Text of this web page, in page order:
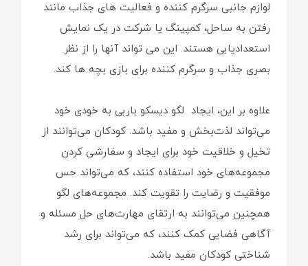
لوازم جانبی سرگرم کننده و فعالیت های جذاب مانند
رفتن به ساحل، کمپینگ یا شرکت در یک نمایش
استعدادیابی هستند. این می تواند آنها را از نظر
بصری جذاب و سرگرم کننده برای بازی بچه ها کند.
علاوه بر این، ایجاد لگو دیسکو باربی به خودی خود
می‌تواند لذت‌بخش و مفید باشد. کودکان می‌توانند از
تخیل و خلاقیت خود برای ایجاد و سفارشی کردن
مجموعه‌های خود استفاده کنند، که می‌تواند حس
موفقیت و رضایت را تقویت کند. مجموعه‌های لگو
همچنین می‌توانند به ارتقای مهارت‌های حل مسئله و
آگاهی فضایی کمک کنند، که می‌تواند برای رشد
شناختی کودکان مفید باشد.